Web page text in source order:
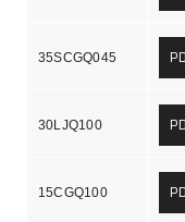
35SCGQ045
30LJQ100
15CGQ100